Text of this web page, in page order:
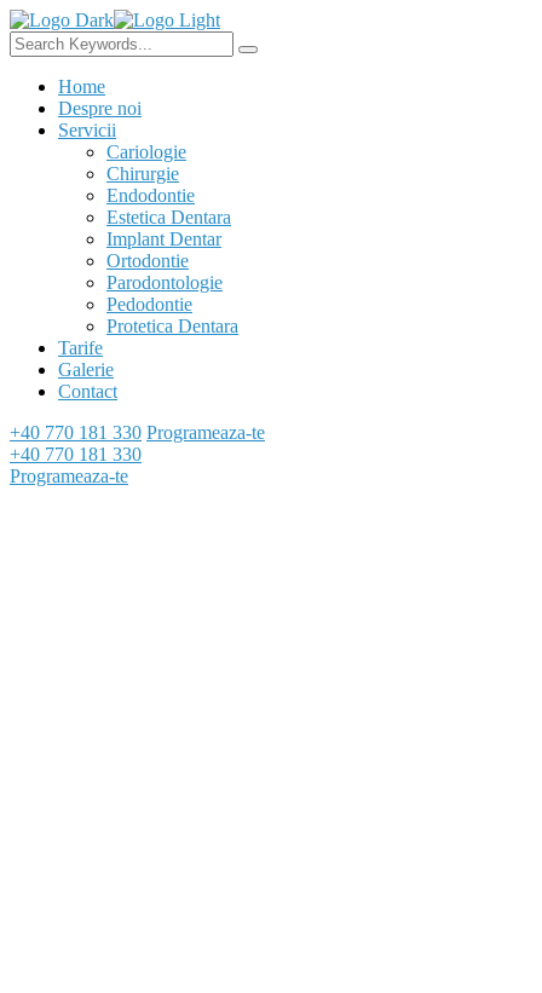
Home
Despre noi
Servicii
Cariologie
Chirurgie
Endodontie
Estetica Dentara
Implant Dentar
Ortodontie
Parodontologie
Pedodontie
Protetica Dentara
Tarife
Galerie
Contact
+40 770 181 330 Programeaza-te
+40 770 181 330
Programeaza-te